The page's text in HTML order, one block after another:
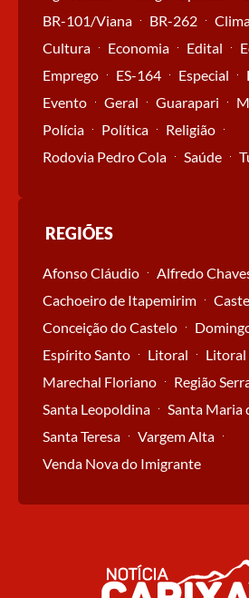
BR-101/Viana
BR-262
Cultura
Economia Edital
Emprego
ES-164 Especial
Evento
Geral Guarapari
Polícia
Política
Religião
Rodovia Pedro Cola
Saúde
REGIÕES
Afonso Cláudio Alfredo
Cachoeiro de Itapemirim
Conceição do Castelo
Espírito Santo
Litoral
Litoral
Marechal Floriano
Região
Santa Leopoldina
Santa Maria
Santa Teresa
Vargem Alta
Venda Nova do Imigrante